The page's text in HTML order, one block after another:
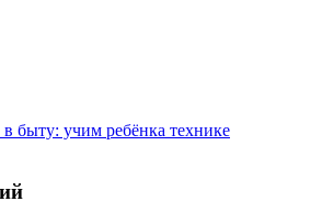
быту: учим ребёнка технике